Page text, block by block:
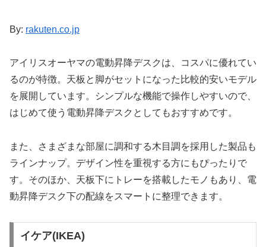
By: rakuten.co.jp
アイリスオーヤマの電動昇降デスクは、コスパに優れてい
るのが特徴。天板と脚がセットになった比較的安いモデル
を展開しています。シンプルな機能で操作しやすいので、
はじめて使う電動昇降デスクとしてもおすすめです。
また、さまざまな部屋に調和する木目調を採用した製品も
ラインナップ。デザイン性を重視する方にもぴったりで
す。そのほか、天板下にトレーを搭載したモノもあり、電
動昇降デスク下の配線をスマートに整理できます。
イケア(IKEA)